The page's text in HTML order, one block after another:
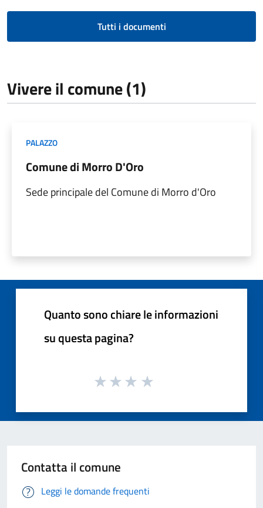
Tutti i documenti
Vivere il comune (1)
PALAZZO
Comune di Morro D'Oro
Sede principale del Comune di Morro d'Oro
Quanto sono chiare le informazioni
su questa pagina?
Contatta il comune
Leggi le domande frequenti